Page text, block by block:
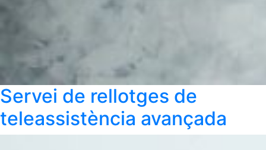
Servei de rellotges de
teleassistència avançada